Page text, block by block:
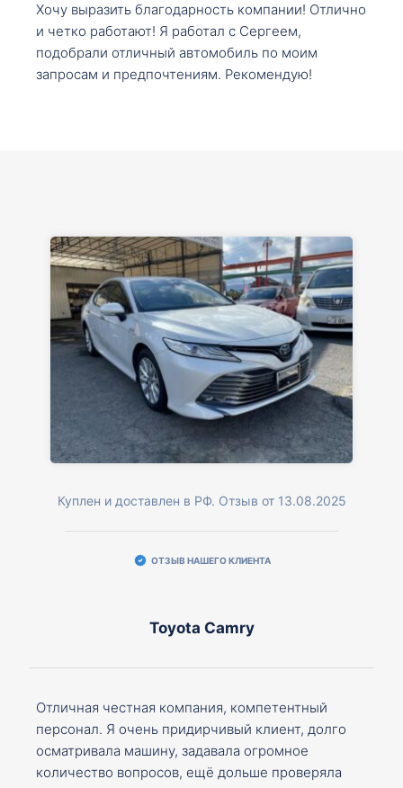
Хочу выразить благодарность компании! Отлично
и четко работают! Я работал с Сергеем,
подобрали отличный автомобиль по моим
запросам и предпочтениям. Рекомендую!
Куплен и доставлен в РФ. Отзыв от 13.08.2025
ОТЗЫВ НАШЕГО КЛИЕНТА
Toyota Camry
Отличная честная компания, компетентный
персонал. Я очень придирчивый клиент, долго
осматривала машину, задавала огромное
количество вопросов, ещё дольше проверяла